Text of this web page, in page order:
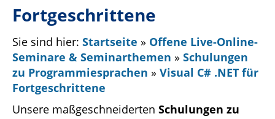
Fortgeschrittene
Sie sind hier: Startseite » Offene Live-Online-
Seminare & Seminarthemen » Schulungen
zu Programmiesprachen » Visual C# .NET für
Fortgeschrittene
Unsere maßgeschneiderten Schulungen zu